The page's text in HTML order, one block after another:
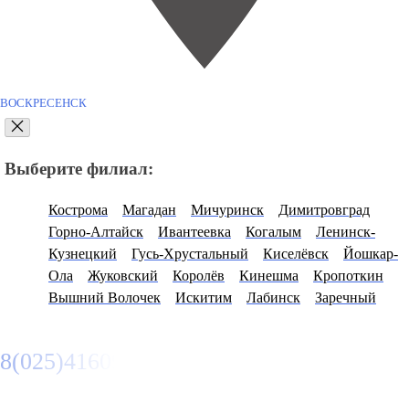
ВОСКРЕСЕНСК
Выберите филиал:
Кострома Магадан Мичуринск
Димитровград
Горно-Алтайск
Ивантеевка Когалым
Ленинск-
Кузнецкий
Гусь-Хрустальный Киселёвск
Йошкар-
Ола
Жуковский Королёв Кинешма
Кропоткин
Вышний Волочек
Искитим Лабинск Заречный
8(025)4160950